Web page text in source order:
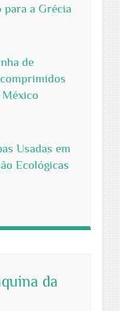
para a Grécia
de
México
Usadas em
Ecológicas
da